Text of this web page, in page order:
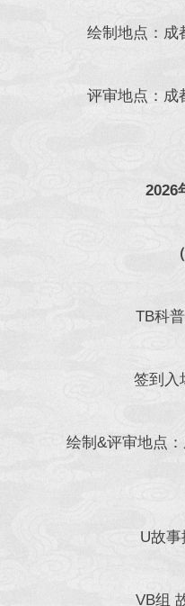
绘制地点：成
评审地点：成
2026
TB科
签到入
绘制&评审地点
U故
VB组